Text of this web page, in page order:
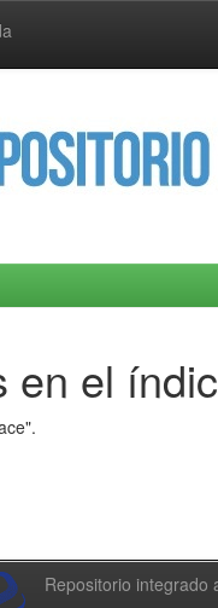
en el
Repositorio integrado